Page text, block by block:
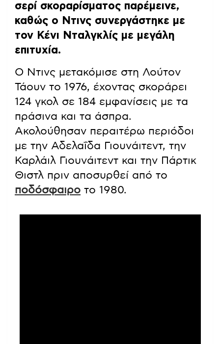
σερί σκοραρίσματος παρέμεινε,
καθώς ο Ντινς συνεργάστηκε με
τον Κένι Νταλγκλίς με μεγάλη
επιτυχία.
Ο Ντινς μετακόμισε στη Λούτον
Τάουν το 1976, έχοντας σκοράρει
124 γκολ σε 184 εμφανίσεις με τα
πράσινα και τα άσπρα.
Ακολούθησαν περαιτέρω περιόδοι
με την Αδελαΐδα Γιουνάιτεντ, την
Καρλάιλ Γιουνάιτεντ και την Πάρτικ
Θιστλ πριν αποσυρθεί από το
ποδόσφαιρο το 1980.